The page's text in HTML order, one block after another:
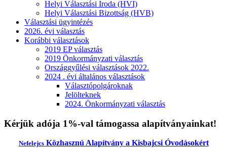
Helyi Választási Iroda (HVI)
Helyi Választási Bizottság (HVB)
Választási ügyintézés
2026. évi választás
Korábbi választások
2019 EP választás
2019 Önkormányzati választás
Országgyűlési választások 2022.
2024 . évi általános választások
Választópolgároknak
Jelölteknek
2024. Önkormányzati választás
Kérjük adója 1%-val támogassa alapítványainkat!
NefelejcsKözhasznú Alapítvány a Kisbajcsi Óvodásokért